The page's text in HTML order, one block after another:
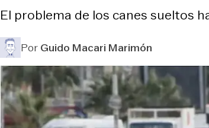
El problema de los canes sueltos
PorGuido Macari Marimón